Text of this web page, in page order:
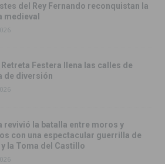
del Rey Fernando reconquistan la
medieval
Retreta Festera llena las calles de
de diversión
revivió la batalla entre moros y
con una espectacular guerrilla de
la Toma del Castillo